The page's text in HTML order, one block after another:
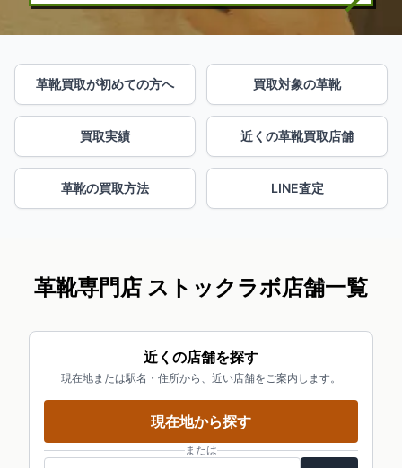
革靴買取が初めての方へ 買取対象の革靴
買取実績 近くの革靴買取店舗
革靴の買取方法 LINE査定
革靴専門店 ストックラボ店舗一覧
近くの店舗を探す
現在地または駅名・住所から、近い店舗をご案内します。
現在地から探す
または